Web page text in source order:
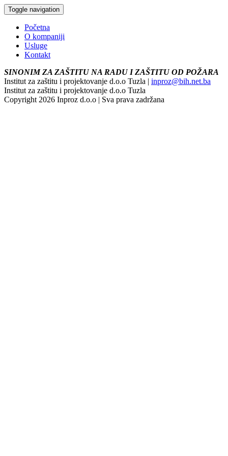
Toggle navigation
Početna
O kompaniji
Usluge
Kontakt
SINONIM ZA ZAŠTITU NA RADU I ZAŠTITU OD POŽARA
Institut za zaštitu i projektovanje d.o.o Tuzla | inproz@bih.net.ba
Institut za zaštitu i projektovanje d.o.o Tuzla
Copyright 2026 Inproz d.o.o | Sva prava zadržana